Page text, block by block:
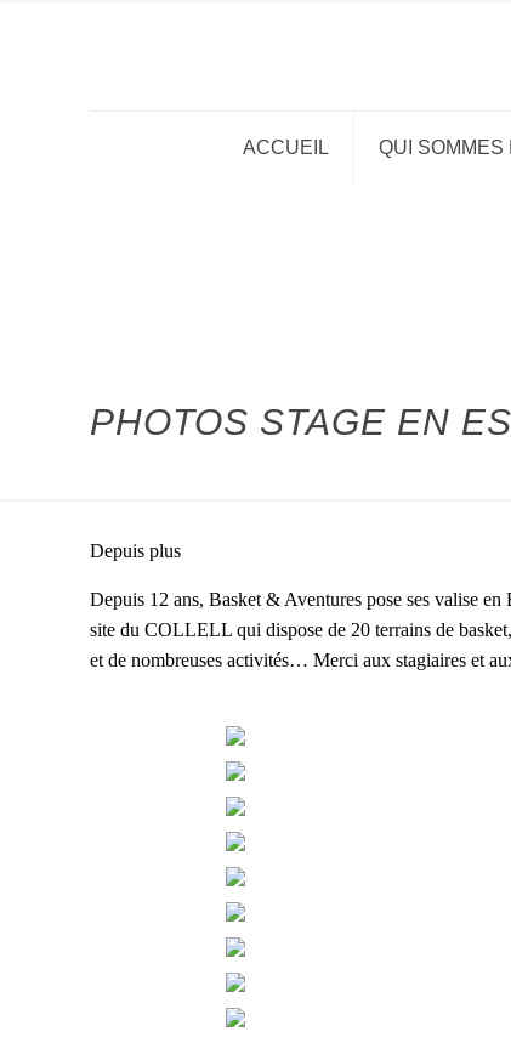
ACCUEIL QUI SOMMES
PHOTOS STAGE EN
Depuis plus
Depuis 12 ans, Basket & Aventures pose ses valise
site du COLLELL qui dispose de 20 terrains de
et de nombreuses activités… Merci aux stagiaires et